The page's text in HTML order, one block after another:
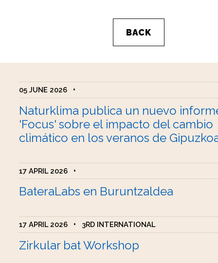
BACK
05 JUNE 2026 •
Naturklima publica un nuevo
'Focus' sobre el impacto del cambio
climático en los veranos de
17 APRIL 2026 •
BateraLabs en Buruntzaldea
17 APRIL 2026 • 3RD INTERNATIONAL
Zirkular bat Workshop